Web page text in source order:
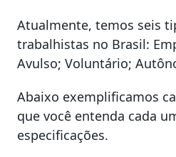
Atualmente, temos seis
trabalhistas no Brasil:
Avulso; Voluntário;
Abaixo exemplificamos
que você entenda cada
especificações.